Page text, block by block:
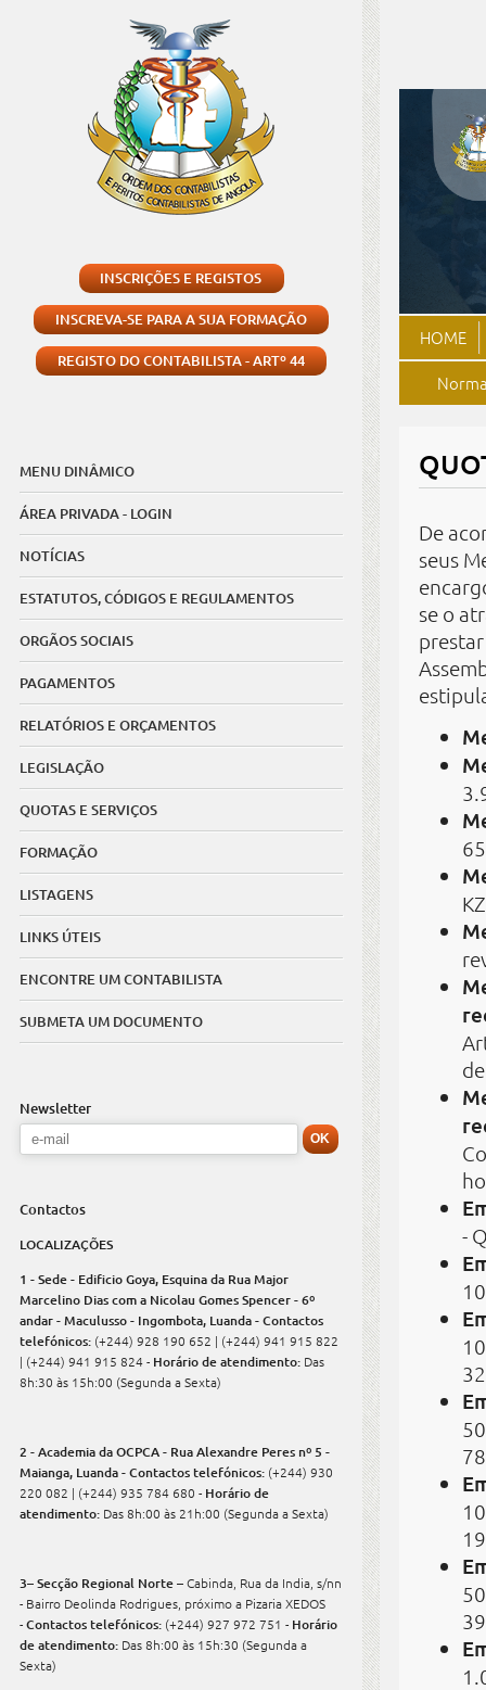
INSCRIÇÕES E REGISTOS
INSCREVA-SE PARA A SUA FORMAÇÃO
REGISTO DO CONTABILISTA - ARTº 44
MENU DINÂMICO
ÁREA PRIVADA - LOGIN
NOTÍCIAS
ESTATUTOS, CÓDIGOS E REGULAMENTOS
ORGÃOS SOCIAIS
PAGAMENTOS
RELATÓRIOS E ORÇAMENTOS
LEGISLAÇÃO
QUOTAS E SERVIÇOS
FORMAÇÃO
LISTAGENS
LINKS ÚTEIS
ENCONTRE UM CONTABILISTA
SUBMETA UM DOCUMENTO
Newsletter
Contactos
LOCALIZAÇÕES
1 - Sede - Edificio Goya, Esquina da Rua Major
Marcelino Dias com a Nicolau Gomes Spencer - 6º
andar - Maculusso - Ingombota, Luanda - Contactos
telefónicos: (+244) 928 190 652 | (+244) 941 915 822
| (+244) 941 915 824 - Horário de atendimento: Das
8h:30 às 15h:00 (Segunda a Sexta)
2 - Academia da OCPCA - Rua Alexandre Peres nº 5 -
Maianga, Luanda - Contactos telefónicos: (+244) 930
220 082 | (+244) 935 784 680 - Horário de
atendimento: Das 8h:00 às 21h:00 (Segunda a Sexta)
3– Secção Regional Norte –Cabinda, Rua da India, s/nn
- Bairro Deolinda Rodrigues, próximo a Pizaria XEDOS
-Contactos telefónicos: (+244) 927 972 751 - Horário
de atendimento: Das 8h:00 às 15h:30 (Segunda a
Sexta)
HOME
De
seus
se o
-